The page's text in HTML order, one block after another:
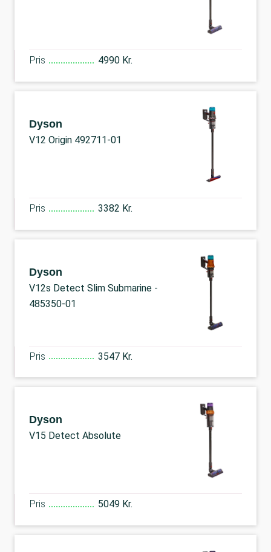
Pris 4990 Kr.
Dyson
V12 Origin 492711-01
Pris 3382 Kr.
Dyson
V12s Detect Slim Submarine -
485350-01
Pris 3547 Kr.
Dyson
V15 Detect Absolute
Pris 5049 Kr.